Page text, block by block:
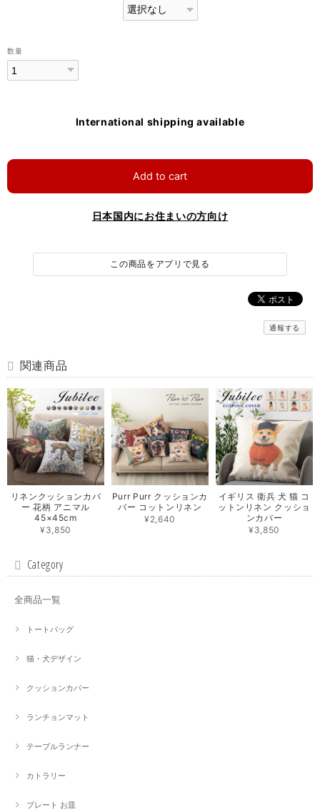
数量
International shipping available
Add to cart
日本国内にお住まいの方向け
この商品をアプリで見る
通報する
関連商品
リネンクッションカバ
ー 花柄 アニマル
45×45cm
¥3,850
Purr Purr クッションカ
バー コットンリネン
¥2,640
イギリス 衛兵 犬 猫 コ
ットンリネン クッショ
ンカバー
¥3,850
Category
全商品一覧
トートバッグ
猫・犬デザイン
クッションカバー
ランチョンマット
テーブルランナー
カトラリー
プレート お皿